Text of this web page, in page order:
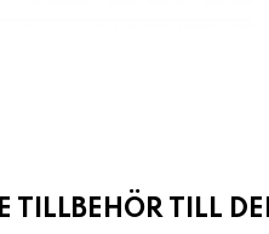
TILLBEHÖR TILL